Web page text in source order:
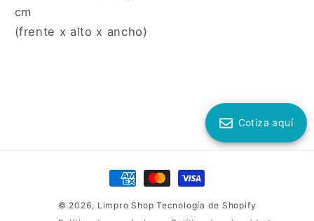
cm
(frente x alto x ancho)
Cotiza aquí
Formas
de
pago
© 2026, Limpro Shop Tecnología de Shopify